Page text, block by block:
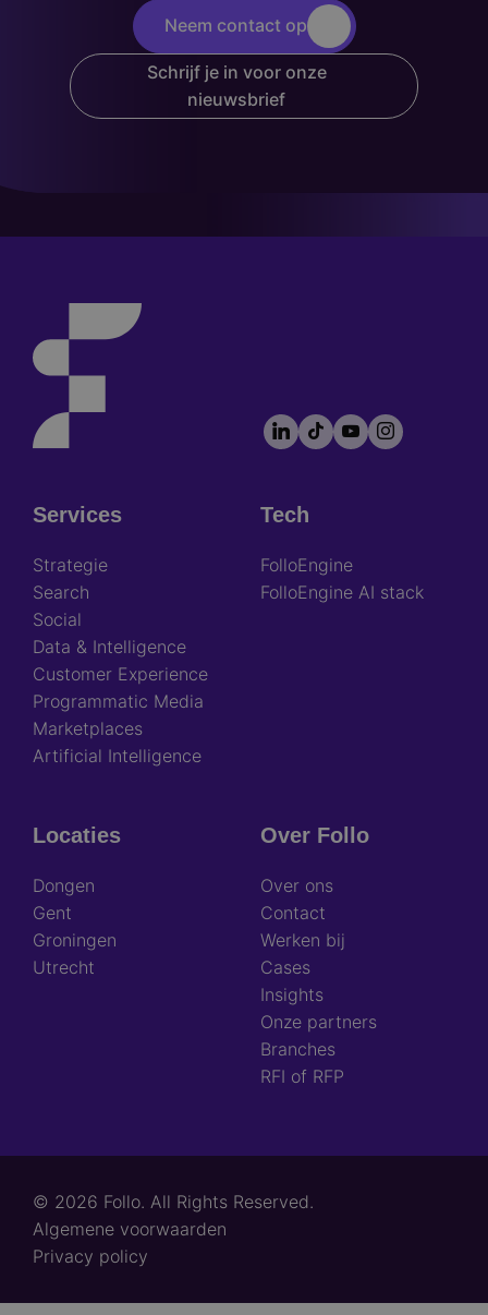
Neem contact op
Schrijf je in voor onze
nieuwsbrief
Footer
socials
LinkedIn
TikTokYouTubeInstagram
Footer
Services
Strategie
Search
Social
Data & Intelligence
Customer Experience
Programmatic Media
Marketplaces
Artificial Intelligence
Tech
FolloEngine
FolloEngine AI stack
Locaties
Dongen
Gent
Groningen
Utrecht
Over Follo
Over ons
Contact
Werken bij
Cases
Insights
Onze partners
Branches
RFI of RFP
© 2026 Follo. All Rights Reserved.
Footer
links
Algemene voorwaarden
Privacy policy